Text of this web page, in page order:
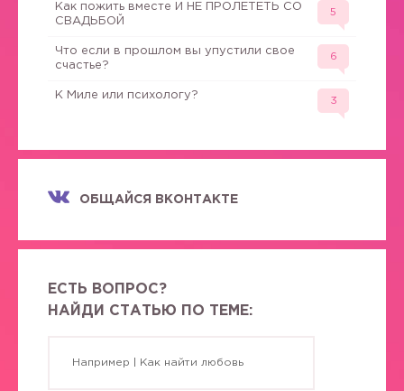
Как пожить вместе И НЕ ПРОЛЕТЕТЬ СО
СВАДЬБОЙ
5
Что если в прошлом вы упустили свое
счастье?
6
К Миле или психологу?
3
ОБЩАЙСЯ ВКОНТАКТЕ
ЕСТЬ ВОПРОС?
НАЙДИ СТАТЬЮ ПО ТЕМЕ: